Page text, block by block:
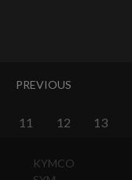
PREVIOUS
11 12 13
KYMCO